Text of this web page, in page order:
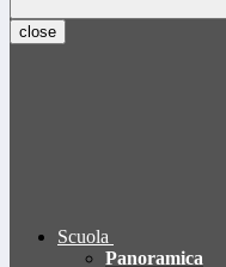
close
Scuola
Panoramica